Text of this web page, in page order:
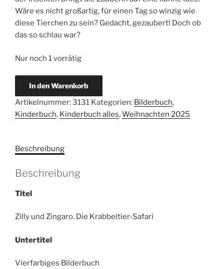
Wäre es nicht großartig, für einen Tag so winzig wie
diese Tierchen zu sein? Gedacht, gezaubert! Doch ob
das so schlau war?
Nur noch 1 vorrätig
Paul,
Zilly
und
Krabbeltier-
Vierfarbiges
Bilderbuch.
In den Warenkorb
Artikelnummer:3131 Kategorien: Bilderbuch,
Kinderbuch, Kinderbuch alles,Weihnachten 2025
Beschreibung
Beschreibung
Titel
Zilly und Zingaro. Die Krabbeltier-Safari
Untertitel
Vierfarbiges Bilderbuch